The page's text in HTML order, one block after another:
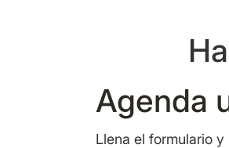
Agenda
Llena el formulario